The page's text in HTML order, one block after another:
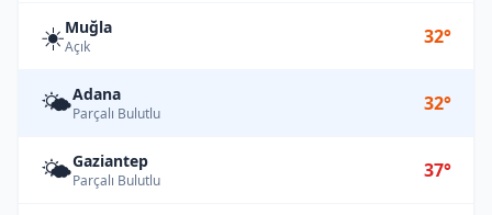
☀️Muğla
Açık 32°
🌤️Adana
Parçalı Bulutlu 32°
🌤️Gaziantep
Parçalı Bulutlu 37°